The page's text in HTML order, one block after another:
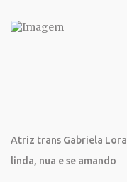
r
Atriz trans Gabriela
linda, nua e se amando